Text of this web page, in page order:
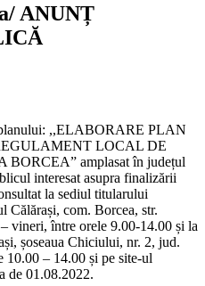
ANUNȚ
,,ELABORARE PLAN
LOCAL DE
amplasat în județul
interesat asupra finalizării
la sediul titularului
com. Borcea, str.
vineri, între orele 9.00-14.00 și la
șoseaua Chiciului, nr. 2, jud.
10.00 – 14.00 și pe site-ul
de 01.08.2022.